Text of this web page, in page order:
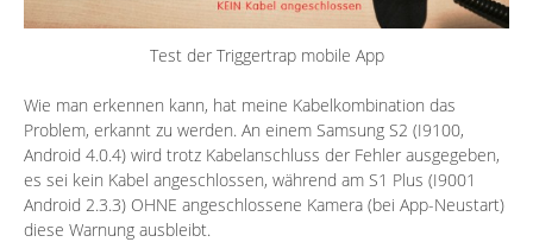
Test der Triggertrap mobile App
Wie man erkennen kann, hat meine Kabelkombination das
Problem, erkannt zu werden. An einem Samsung S2 (I9100,
Android 4.0.4) wird trotz Kabelanschluss der Fehler ausgegeben,
es sei kein Kabel angeschlossen, während am S1 Plus (I9001
Android 2.3.3) OHNE angeschlossene Kamera (bei App-Neustart)
diese Warnung ausbleibt.